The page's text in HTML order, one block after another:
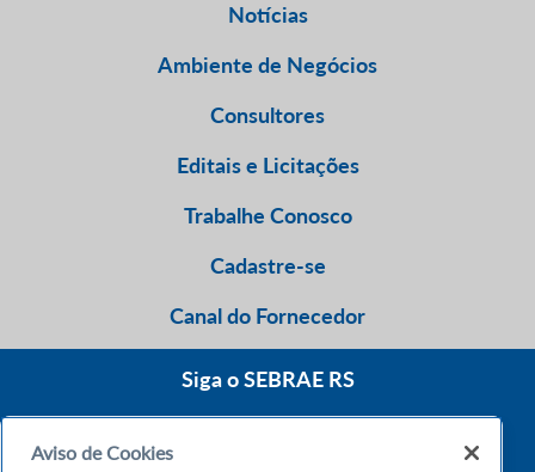
Notícias
Ambiente de Negócios
Consultores
Editais e Licitações
Trabalhe Conosco
Cadastre-se
Canal do Fornecedor
Siga o SEBRAE RS
Aviso de Cookies